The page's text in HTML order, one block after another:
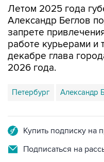
Летом 2025 года
Александр Беглов
запрете
работе курьерами и
декабре глава
2026 года.
Петербург Александр
Купить подписку на
Подписаться на